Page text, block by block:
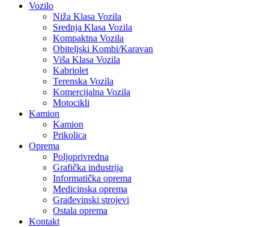
Vozilo
Niža Klasa Vozila
Srednja Klasa Vozila
Kompaktna Vozila
Obiteljski Kombi/Karavan
Viša Klasa Vozila
Kabriolet
Terenska Vozila
Komercijalna Vozila
Motocikli
Kamion
Kamion
Prikolica
Oprema
Poljoprivredna
Grafička industrija
Informatička oprema
Medicinska oprema
Građevinski strojevi
Ostala oprema
Kontakt